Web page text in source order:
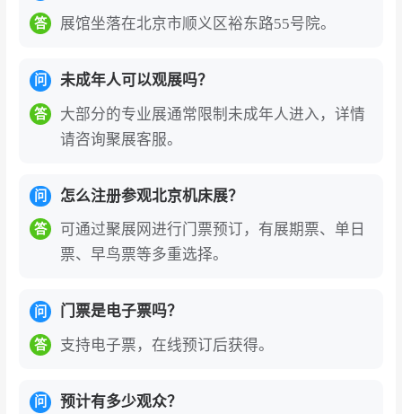
标客户。与德国、日本、瑞士等国际展团同台竞
技，促进技术合作、代理洽谈及供应链整合。
6、呼应“中国制造2025”等政策导向，展示企业技
术实力，易获得政府及产业资本关注。联动材
料、软件、核心部件等上下游企业，打造一站式
知名展商
全球机床巨头：德马吉森精机、牧野、马扎克、
格劳博、联合磨削、莱斯豪尔、迪恩、埃马克、
国际测量与数控系统
科、西门子、海德汉、伊斯卡
台湾地区企业：永进机械、东台精机、程泰机
答 展馆坐落在北京市顺义区裕东路55号院。
问 未成年人可以观展吗？
答
大部分的专业展通常限制未成年人进入，详情
请咨询聚展客服。
问 怎么注册参观北京机床展？
答
可通过聚展网进行门票预订，有展期票、单日
票、早鸟票等多重选择。
问 门票是电子票吗？
答 支持电子票，在线预订后获得。
问 预计有多少观众？